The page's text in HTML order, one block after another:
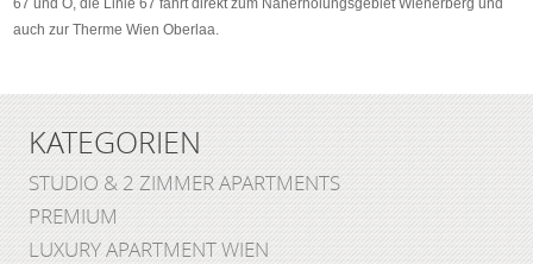
67 und O, die Linie 67 fährt direkt zum Naherholungsgebiet Wienerberg und
auch zur Therme Wien Oberlaa.
KATEGORIEN
STUDIO & 2 ZIMMER APARTMENTS
PREMIUM
LUXURY APARTMENT WIEN